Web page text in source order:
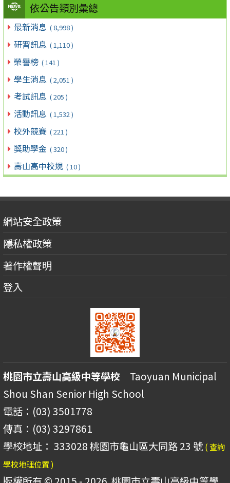
依公告類別彙總
最新消息 ( 8,998 )
研習訊息 ( 1,110 )
榮譽榜 ( 141 )
學生消息 ( 2,051 )
考試訊息 ( 205 )
活動訊息 ( 1,532 )
校外競賽 ( 221 )
獎助學金 ( 320 )
壽山高中校規 ( 10 )
網站安全政策
隱私權政策
著作權聲明
登入
桃園市立壽山高級中等學校 Taoyuan Municipal
Shou Shan Senior High School
電話：(03) 3501778
傳真：(03) 3297861
學校地址： 333028 桃園市龜山區大同路 23 號 ( 查詢
學校地理位置 )